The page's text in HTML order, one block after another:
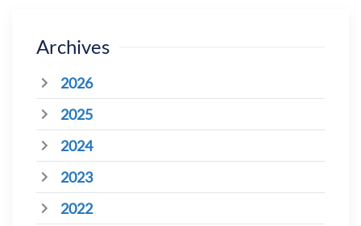
Archives
2026
2025
2024
2023
2022